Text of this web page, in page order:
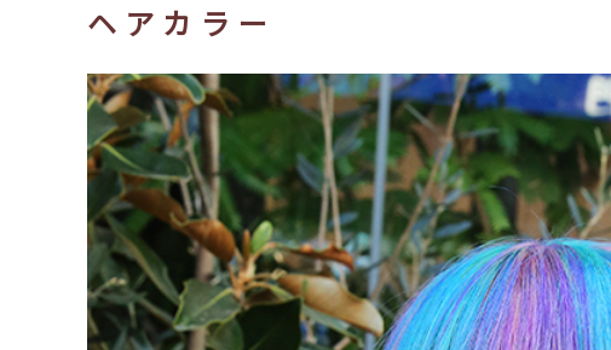
ヘアカラー